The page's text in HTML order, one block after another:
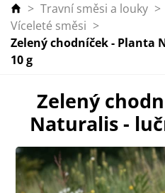
> Travní směsi a louky >
Víceleté směsi >
Zelený chodníček - Planta
10 g
Zelený
Naturalis -